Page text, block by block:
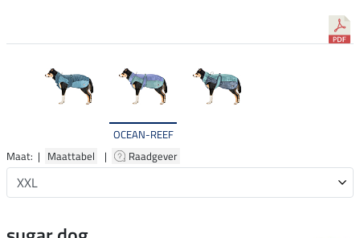
OCEAN-REEF
Maat: | Maattabel | Raadgever